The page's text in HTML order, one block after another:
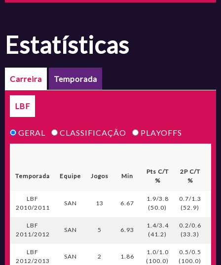
estatísticas
Carreira Temporada
LBF
GERAL CLASSIFICAÇÃO PLAYOFFS
Temporada Equipe Jogos Min
Pts C/T
%
2P C/T
%
LBF
2010/2011
SAN 13 6.67
1.9/3.8
(50.0)
0.7/1.3
(52.9)
LBF
2011/2012
SAN 5 6.93
1.4/3.4
(41.2)
0.2/0.6
(33.3)
LBF
2012/2013
SAN 2 1.86
1.0/1.0
(100.0)
0.5/0.5
(100.0)